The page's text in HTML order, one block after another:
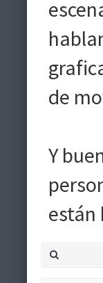
de
Y
están